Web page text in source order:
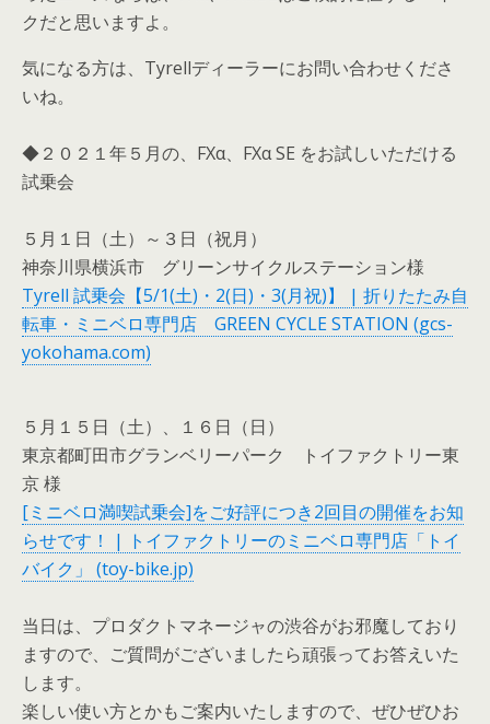
クだと思いますよ。
気になる方は、Tyrellディーラーにお問い合わせくださ
いね。
◆２０２１年５月の、FXα、FXα SE をお試しいただける
試乗会
５月１日（土）～３日（祝月）
神奈川県横浜市 グリーンサイクルステーション様
Tyrell 試乗会【5/1(土)・2(日)・3(月祝)】 | 折りたたみ自
転車・ミニベロ専門店 GREEN CYCLE STATION (gcs-
yokohama.com)
５月１５日（土）、１６日（日）
東京都町田市グランベリーパーク トイファクトリー東
京 様
[ミニベロ満喫試乗会]をご好評につき2回目の開催をお知
らせです！ | トイファクトリーのミニベロ専門店「トイ
バイク」 (toy-bike.jp)
当日は、プロダクトマネージャの渋谷がお邪魔しており
ますので、ご質問がございましたら頑張ってお答えいた
します。
楽しい使い方とかもご案内いたしますので、ぜひぜひお